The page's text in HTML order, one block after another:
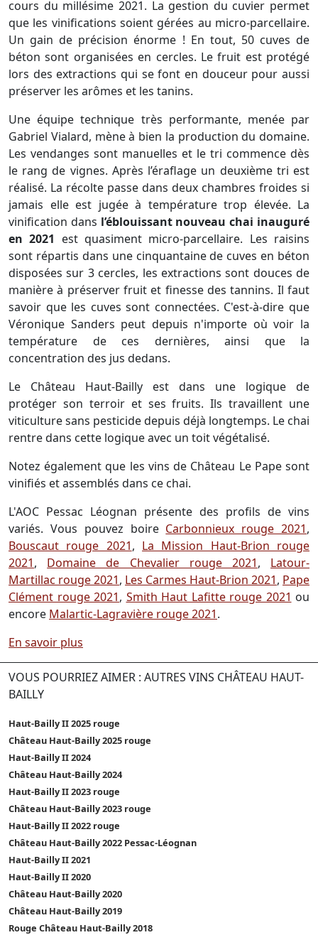
cours du millésime 2021. La gestion du cuvier permet
que les vinifications soient gérées au micro-parcellaire.
Un gain de précision énorme ! En tout, 50 cuves de
béton sont organisées en cercles. Le fruit est protégé
lors des extractions qui se font en douceur pour aussi
préserver les arômes et les tanins.
Une équipe technique très performante, menée par
Gabriel Vialard, mène à bien la production du domaine.
Les vendanges sont manuelles et le tri commence dès
le rang de vignes. Après l’éraflage un deuxième tri est
réalisé. La récolte passe dans deux chambres froides si
jamais elle est jugée à température trop élevée. La
vinification dans l’éblouissant nouveau chai inauguré
en 2021 est quasiment micro-parcellaire. Les raisins
sont répartis dans une cinquantaine de cuves en béton
disposées sur 3 cercles, les extractions sont douces de
manière à préserver fruit et finesse des tannins. Il faut
savoir que les cuves sont connectées. C'est-à-dire que
Véronique Sanders peut depuis n'importe où voir la
température de ces dernières, ainsi que la
concentration des jus dedans.
Le Château Haut-Bailly est dans une logique de
protéger son terroir et ses fruits. Ils travaillent une
viticulture sans pesticide depuis déjà longtemps. Le chai
rentre dans cette logique avec un toit végétalisé.
Notez également que les vins de Château Le Pape sont
vinifiés et assemblés dans ce chai.
L'AOC Pessac Léognan présente des profils de vins
variés. Vous pouvez boire Carbonnieux rouge 2021,
Bouscaut rouge 2021, La Mission Haut-Brion rouge
2021, Domaine de Chevalier rouge 2021, Latour-
Martillac rouge 2021, Les Carmes Haut-Brion 2021, Pape
Clément rouge 2021, Smith Haut Lafitte rouge 2021 ou
encore Malartic-Lagravière rouge 2021.
En savoir plus
VOUS POURRIEZ AIMER : AUTRES VINS CHÂTEAU HAUT-
BAILLY
Haut-Bailly II 2025 rouge
Château Haut-Bailly 2025 rouge
Haut-Bailly II 2024
Château Haut-Bailly 2024
Haut-Bailly II 2023 rouge
Château Haut-Bailly 2023 rouge
Haut-Bailly II 2022 rouge
Château Haut-Bailly 2022 Pessac-Léognan
Haut-Bailly II 2021
Haut-Bailly II 2020
Château Haut-Bailly 2020
Château Haut-Bailly 2019
Rouge Château Haut-Bailly 2018